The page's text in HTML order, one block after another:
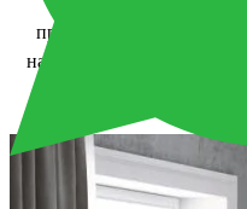
при оплате
наличными в